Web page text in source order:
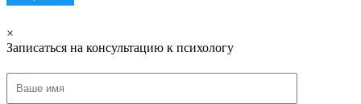
×
Записаться на консультацию к психологу